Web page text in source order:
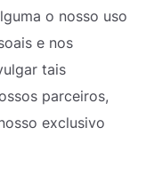
o nosso uso
e nos
tais
parceiros,
exclusivo